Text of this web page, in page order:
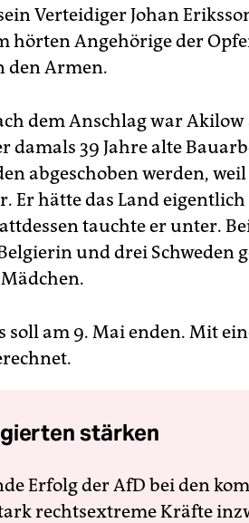
Verteidiger Johan
hörten Angehörige der
den Armen.
dem Anschlag war
damals 39 Jahre alte
abgeschoben werden,
Er hätte das Land
tauchte er unter.
und drei Schweden
soll am 9. Mai enden. Mit
stärken
Erfolg der AfD bei den
rechtsextreme Kräfte